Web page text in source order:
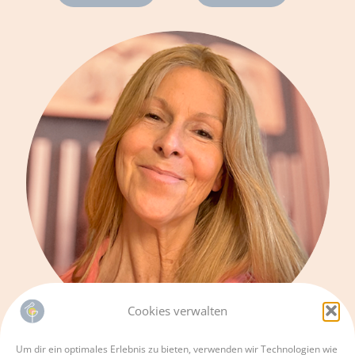
Cookies verwalten
Um dir ein optimales Erlebnis zu bieten, verwenden wir Technologien wie